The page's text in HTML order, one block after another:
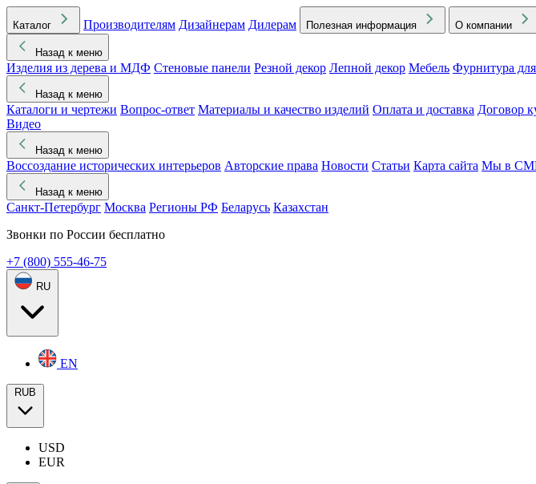
Каталог Производителям Дизайнерам Дилерам Полезная информация О компании
Назад к меню
Изделия из дерева и МДФ Стеновые панели Резной декор Лепной декор Мебель Фурнитура
Назад к меню
Каталоги и чертежи Вопрос-ответ Материалы и качество изделий Оплата и доставка Договор
Видео
Назад к меню
Воссоздание исторических интерьеров Авторские права Новости Статьи Карта сайта Мы в
Назад к меню
Санкт-Петербург Москва Регионы РФ Беларусь Казахстан
Звонки по России бесплатно
+7 (800) 555-46-75
RU
EN
RUB
USD
EUR